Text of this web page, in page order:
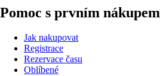
Pomoc s prvním nákupem
Jak nakupovat
Registrace
Rezervace času
Oblíbené